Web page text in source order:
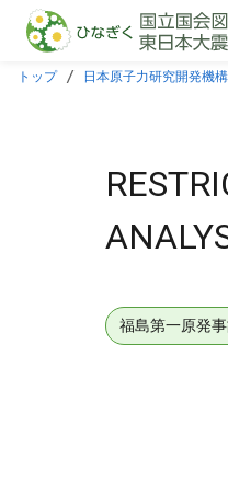
本文に飛ぶ
トップ 日本原子力研究開発機
福島第一原発